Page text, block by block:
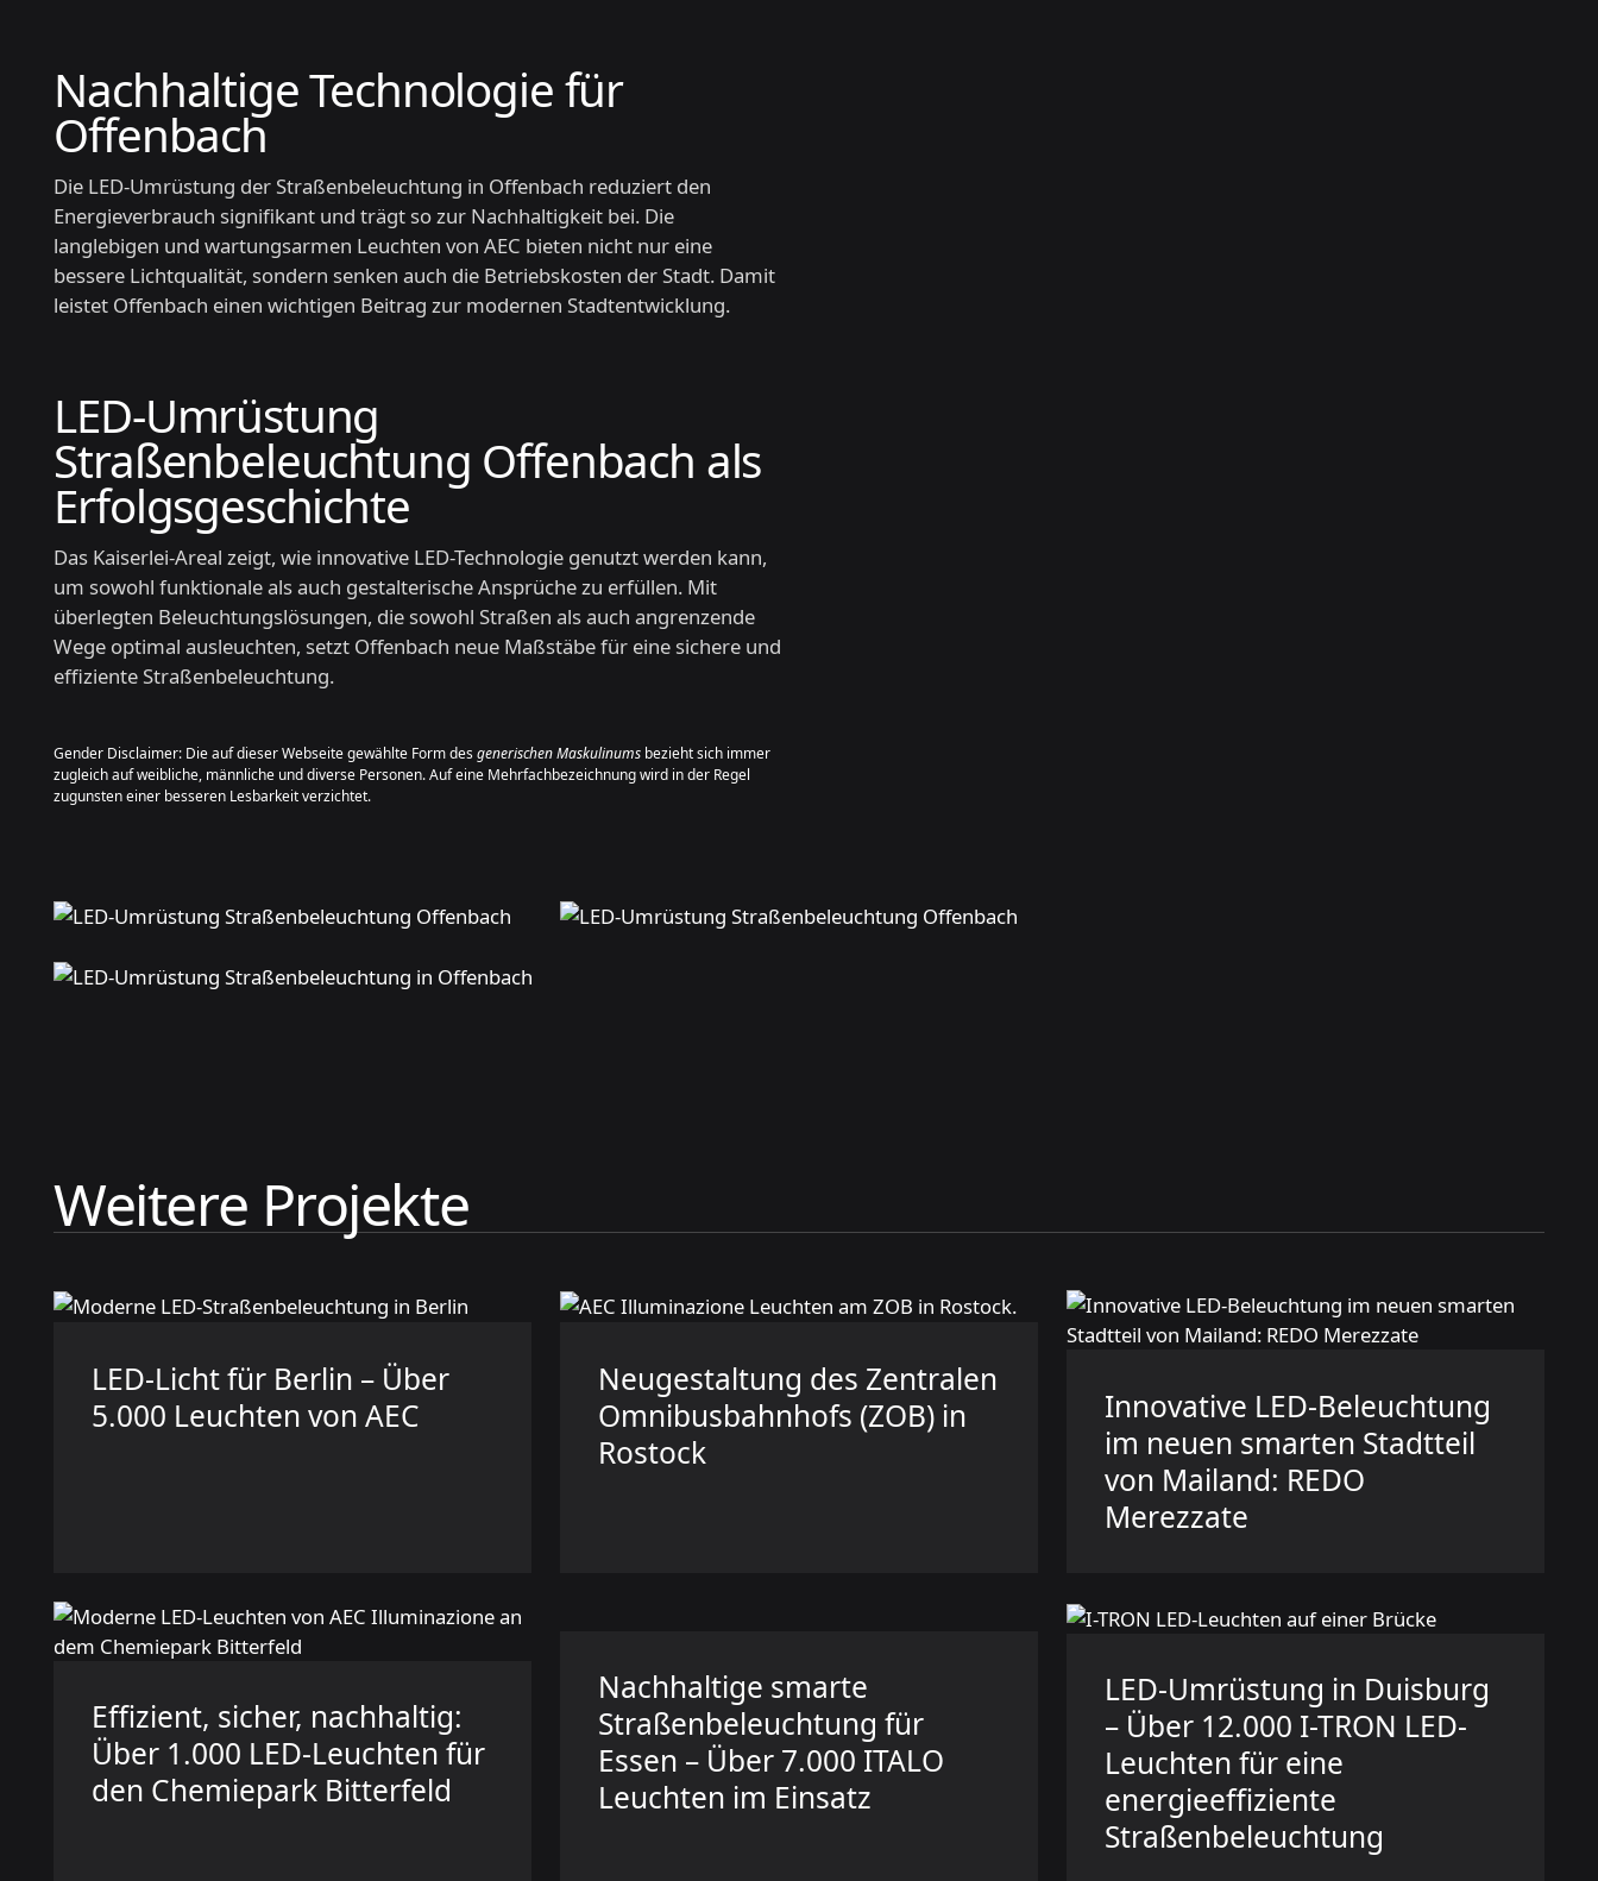
Nachhaltige Technologie für
Offenbach
Die LED-Umrüstung der Straßenbeleuchtung in Offenbach reduziert den
Energieverbrauch signifikant und trägt so zur Nachhaltigkeit bei. Die
langlebigen und wartungsarmen Leuchten von AEC bieten nicht nur eine
bessere Lichtqualität, sondern senken auch die Betriebskosten der Stadt. Damit
leistet Offenbach einen wichtigen Beitrag zur modernen Stadtentwicklung.
LED-Umrüstung
Straßenbeleuchtung Offenbach als
Erfolgsgeschichte
Das Kaiserlei-Areal zeigt, wie innovative LED-Technologie genutzt werden kann,
um sowohl funktionale als auch gestalterische Ansprüche zu erfüllen. Mit
überlegten Beleuchtungslösungen, die sowohl Straßen als auch angrenzende
Wege optimal ausleuchten, setzt Offenbach neue Maßstäbe für eine sichere und
effiziente Straßenbeleuchtung.
Gender Disclaimer: Die auf dieser Webseite gewählte Form desgenerischen Maskulinums bezieht sich immer
zugleich auf weibliche, männliche und diverse Personen. Auf eine Mehrfachbezeichnung wird in der Regel
zugunsten einer besseren Lesbarkeit verzichtet.
Weitere Projekte
LED-Licht für Berlin – Über
5.000 Leuchten von AEC
Neugestaltung des Zentralen
Omnibusbahnhofs (ZOB) in
Rostock
Innovative LED-Beleuchtung
im neuen smarten Stadtteil
von Mailand: REDO
Merezzate
Effizient, sicher, nachhaltig:
Über 1.000 LED-Leuchten für
den Chemiepark Bitterfeld
Nachhaltige smarte
Straßenbeleuchtung für
Essen – Über 7.000 ITALO
Leuchten im Einsatz
LED-Umrüstung in Duisburg
– Über 12.000 I-TRON LED-
Leuchten für eine
energieeffiziente
Straßenbeleuchtung